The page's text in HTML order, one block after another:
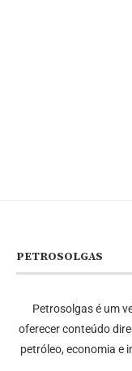
PETROSOLGAS
Petrosolgas é um
oferecer conteúdo
petróleo, economia e